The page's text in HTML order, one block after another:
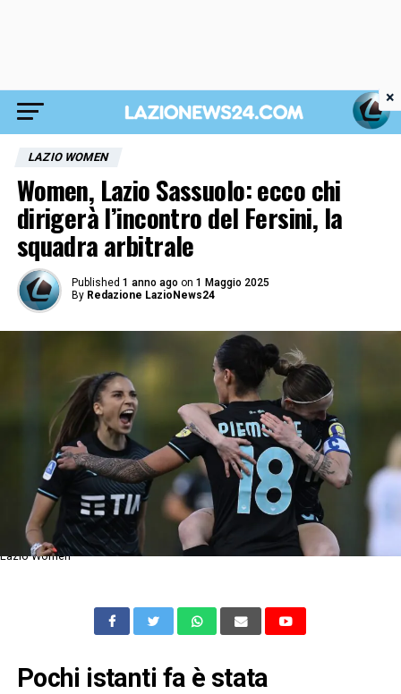
LAZIO WOMEN
Women, Lazio Sassuolo: ecco chi
dirigerà l’incontro del Fersini, la
squadra arbitrale
Published 1 anno ago on 1 Maggio 2025
By Redazione LazioNews24
Lazio Women
Pochi istanti fa è stata
×